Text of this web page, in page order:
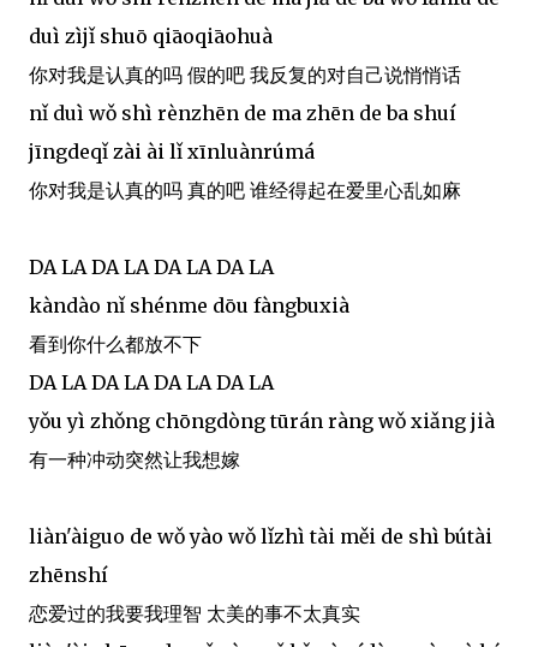
duì zìjǐ shuō qiāoqiāohuà
你对我是认真的吗 假的吧 我反复的对自己说悄悄话
nǐ duì wǒ shì rènzhēn de ma zhēn de ba shuí
jīngdeqǐ zài ài lǐ xīnluànrúmá
你对我是认真的吗 真的吧 谁经得起在爱里心乱如麻
DA LA DA LA DA LA DA LA
kàndào nǐ shénme dōu fàngbuxià
看到你什么都放不下
DA LA DA LA DA LA DA LA
yǒu yì zhǒng chōngdòng tūrán ràng wǒ xiǎng jià
有一种冲动突然让我想嫁
liàn'àiguo de wǒ yào wǒ lǐzhì tài měi de shì bútài
zhēnshí
恋爱过的我要我理智 太美的事不太真实